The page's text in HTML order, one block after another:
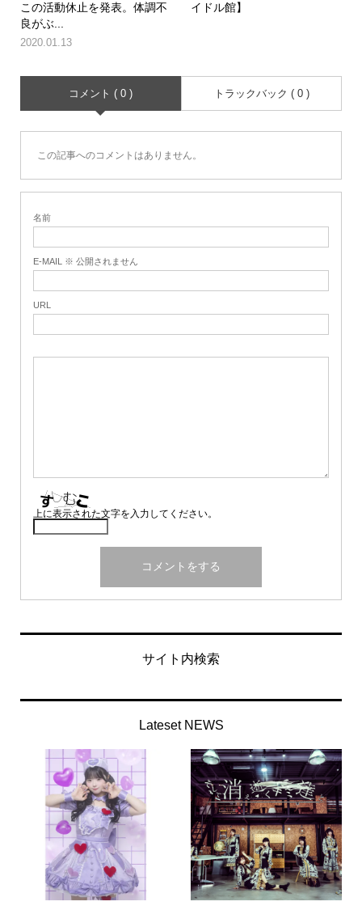
この活動休止を発表。体調不
良がぶ...
2020.01.13
イドル館】
コメント ( 0 ) トラックバック ( 0 )
この記事へのコメントはありません。
名前
E-MAIL ※ 公開されません
URL
上に表示された文字を入力してください。
サイト内検索
Lateset NEWS